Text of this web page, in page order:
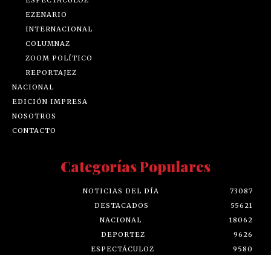
EZENARIO
INTERNACIONAL
COLUMNAZ
ZOOM POLÍTICO
REPORTAJEZ
NACIONAL
EDICIÓN IMPRESA
NOSOTROS
CONTACTO
Categorías Populares
NOTICIAS DEL DÍA
73087
DESTACADOS
55621
NACIONAL
18062
DEPORTEZ
9626
ESPECTÁCULOZ
9580